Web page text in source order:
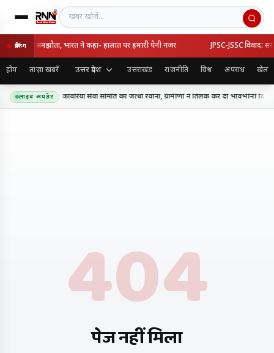
खबर खोजें
ब्रेकिंग
का रक्षा समझौता, भारत ने कहा- हालात पर हमारी पैनी नजर JPSC-JSSC विवाद:
होम ताज़ा खबरें उत्तर प्रदेश उत्तराखंड राजनीति विश्व अपराध खेल
लाइव अपडेट
के लिए शिव शक्ति कांवरिया सेवा समिति का जत्था रवाना, ग्रामीणों ने तिलक कर दी भावभीनी विदाई
404
पेज नहीं मिला